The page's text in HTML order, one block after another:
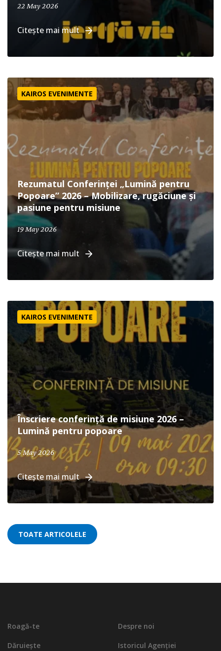
22 May 2026May 22, 2026
Citește mai mult
Rezumatul Conferinței „Lumină pentru Popoare” 2026
Rezumatul Conferinței „Lumină pentru
Popoare” 2026 – Mobilizare, rugăciune și
pasiune pentru misiune
KAIROS EVENIMENTE
19 May 2026May 19, 2026
Citește mai mult
Înscriere conferință de misiune 2026 – Lumină pentru
Înscriere conferință de misiune 2026 –
Lumină pentru popoare
KAIROS EVENIMENTE
5 May 2026May 19, 2026
Citește mai mult
TOATE ARTICOLELE
Roagă-te
Dăruiește
Despre noi
Istoricul Agenției